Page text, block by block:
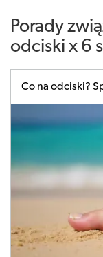
Porady
odciski x 6
Co na odciski?